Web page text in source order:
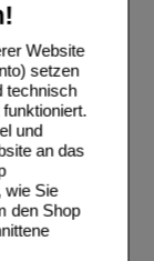
Website
setzen
technisch
und
an das
wie Sie
den Shop